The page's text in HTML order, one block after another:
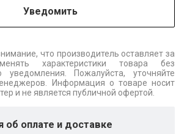
Уведомить
что производитель оставляет за
характеристики товара без
уведомления. Пожалуйста, уточняйте
Информация о товаре носит
и не является публичной офертой.
оплате и доставке